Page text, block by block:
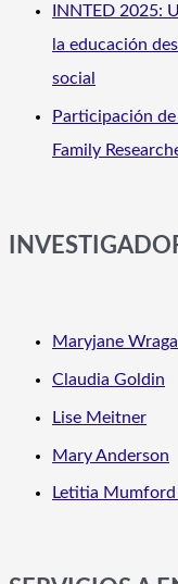
INNTED 2025:
la educación
social
Participación
Family
Maryjane Wraga
Claudia Goldin
Lise Meitner
Mary Anderson
Letitia Mumford